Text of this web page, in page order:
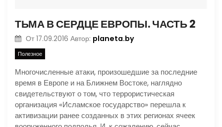
ТЬМА В СЕРДЦЕ ЕВРОПЫ. ЧАСТЬ 2
От 17.09.2016 Автор: planeta.by
Полезное
Многочисленные атаки, произошедшие за последние
время в Европе и на Ближнем Востоке, наглядно
свидетельствуют о том, что террористическая
организация «Исламское государство» перешла к
активизации ранее созданных в этих регионах ячеек